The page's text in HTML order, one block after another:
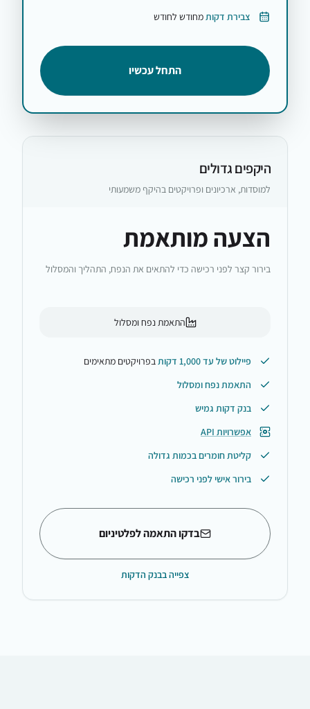
צבירת דקותמחודש לחודש
התחל עכשיו
היקפים גדולים
למוסדות, ארכיונים ופרויקטים בהיקף משמעותי
הצעה מותאמת
בירור קצר לפני רכישה כדי להתאים את הנפח, התהליך והמסלול
התאמת נפח ומסלול
פיילוט של עד 1,000 דקות
בפרויקטים מתאימים
התאמת נפח ומסלול
בנק דקות גמיש
אפשרויות API
קליטת חומרים בכמות גדולה
בירור אישי לפני רכישה
בדקו התאמה לפלטיניום
צפייה בבנק הדקות